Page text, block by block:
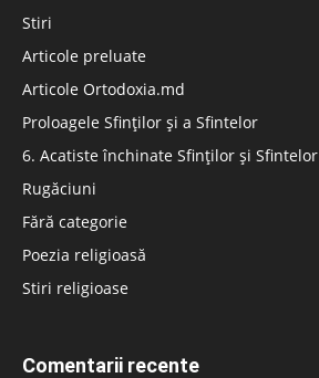
Stiri
Articole preluate
Articole Ortodoxia.md
Proloagele Sfinților și a Sfintelor
6. Acatiste închinate Sfinților și Sfintelor
Rugăciuni
Fără categorie
Poezia religioasă
Stiri religioase
Comentarii recente